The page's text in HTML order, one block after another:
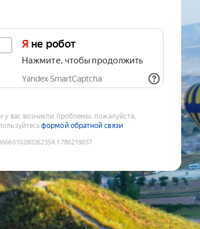
Я не робот
Нажмите, чтобы продолжить
Yandex SmartCaptcha
у вас возникли проблемы, пожалуйста,
формой обратной связи
:1786219037